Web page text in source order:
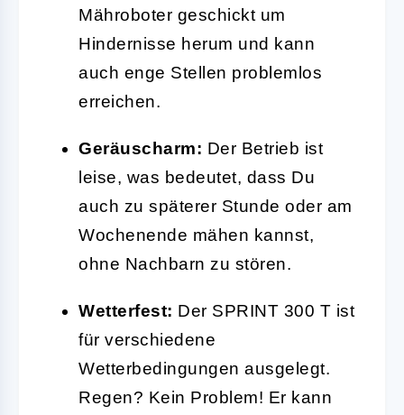
Mähroboter geschickt um
Hindernisse herum und kann
auch enge Stellen problemlos
erreichen.
Geräuscharm: Der Betrieb ist
leise, was bedeutet, dass Du
auch zu späterer Stunde oder am
Wochenende mähen kannst,
ohne Nachbarn zu stören.
Wetterfest: Der SPRINT 300 T ist
für verschiedene
Wetterbedingungen ausgelegt.
Regen? Kein Problem! Er kann